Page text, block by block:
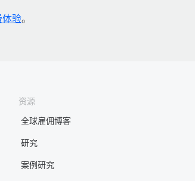
体验。
资源
全球雇佣博客
研究
案例研究